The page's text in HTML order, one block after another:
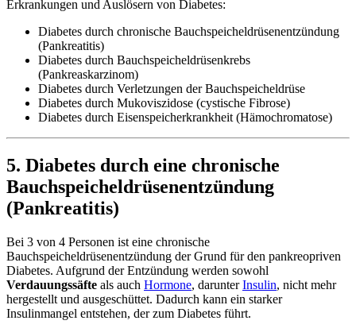
Erkrankungen und Auslösern von Diabetes:
Diabetes durch chronische Bauchspeicheldrüsenentzündung
(Pankreatitis)
Diabetes durch Bauchspeicheldrüsenkrebs
(Pankreaskarzinom)
Diabetes durch Verletzungen der Bauchspeicheldrüse
Diabetes durch Mukoviszidose (cystische Fibrose)
Diabetes durch Eisenspeicherkrankheit (Hämochromatose)
5. Diabetes durch eine chronische
Bauchspeicheldrüsenentzündung
(Pankreatitis)
Bei 3 von 4 Personen ist eine chronische
Bauchspeicheldrüsenentzündung der Grund für den pankreopriven
Diabetes. Aufgrund der Entzündung werden sowohl
Verdauungssäfte als auch Hormone, darunterInsulin, nicht mehr
hergestellt und ausgeschüttet. Dadurch kann ein starker
Insulinmangel entstehen, der zum Diabetes führt.